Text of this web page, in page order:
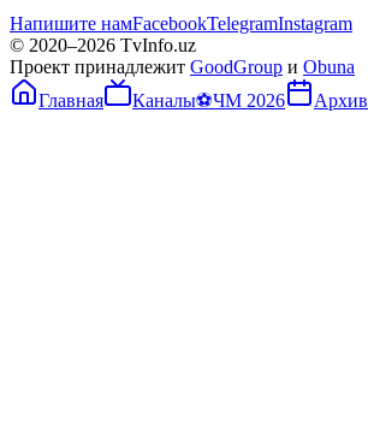
Напишите намFacebookTelegramInstagram
© 2020–2026 TvInfo.uz
Проект принадлежит GoodGroup и Obuna
Главная
Каналы⚽ЧМ 2026 Архив